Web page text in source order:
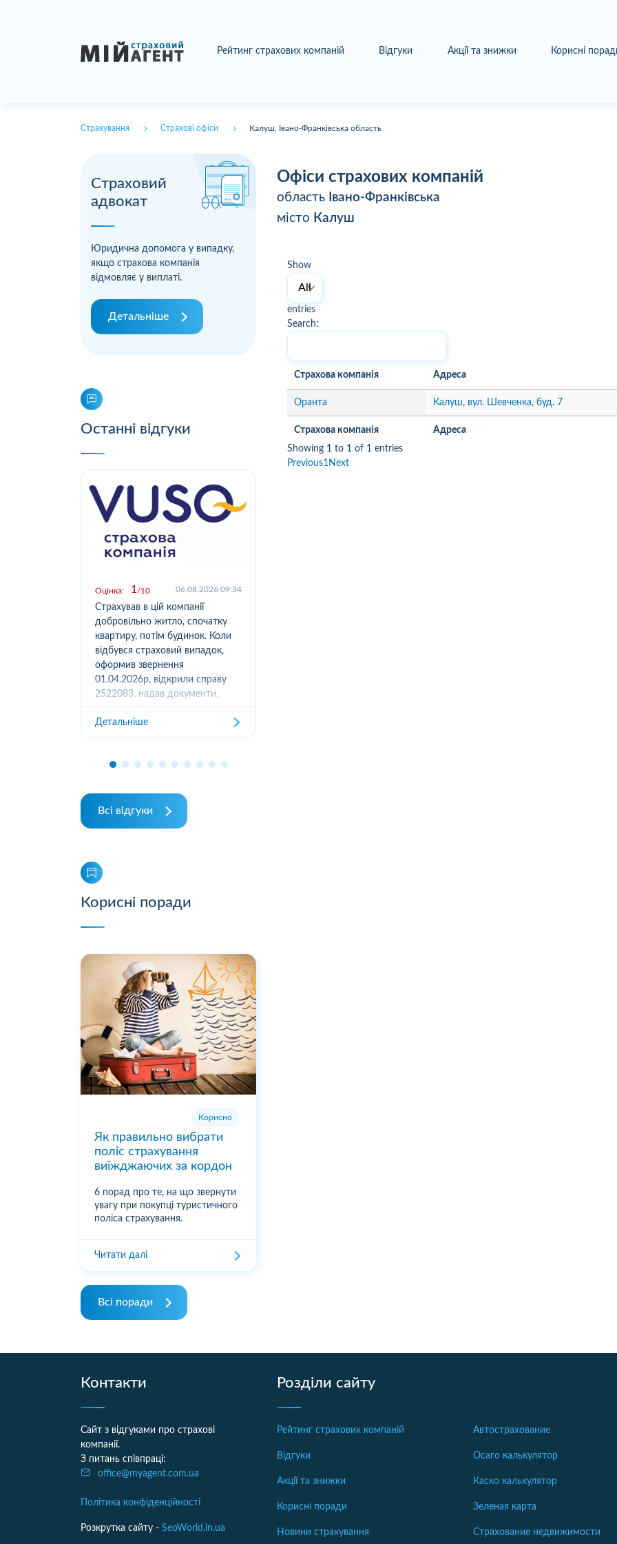
Рейтинг страхових компаній Відгуки Акції та знижки Корисні
Страхування Страхові офіси Калуш, Івано-Франківська область
Страховий
адвокат
Юридична допомога у випадку,
якщо страхова компанія
відмовляє у виплаті.
Детальніше
Останні відгуки
Оцінка: 1 10 06.08.2026 09:34
Страхував в цій компанії
добровільно житло, спочатку
квартиру, потім будинок. Коли
відбувся страховий випадок,
оформив звернення
01.04.2026р, відкрили справу
2522083, надав документи,
отримав підтвердження
отримання, взяли в роботу. 2
місяці жодного повідомлення
Детальніше
Всі відгуки
Корисні поради
Корисно
Як правильно вибрати
поліс страхування
виїжджаючих за кордон
6 порад про те, на що звернути
увагу при покупці туристичного
поліса страхування.
Читати далі
Всі поради
Офіси страхових компаній
область Івано-Франківська
місто Калуш
Show
entries
Search:
Страхова компанія Адреса
Страхова компанія Адреса
Оранта Калуш, вул. Шевченка, буд. 7
Showing 1 to 1 of 1 entries
Previous1Next
Контакти
Сайт з відгуками про страхові
компанії.
З питань співпраці:
office@myagent.com.ua
Політика конфіденційності
Розкрутка сайту - SeoWorld.in.ua
Розділи сайту
Рейтинг страхових компаній
Відгуки
Акції та знижки
Корисні поради
Новини страхування
Автострахование
Осаго калькулятор
Каско калькулятор
Зеленая карта
Страхование недвижимости